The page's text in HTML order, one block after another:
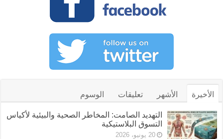
الأخيرة الأشهر تعليقات الوسوم
التهديد الصامت: المخاطر الصحية والبيئية لأكياس
التسوق البلاستيكية
20 يونيو، 2026